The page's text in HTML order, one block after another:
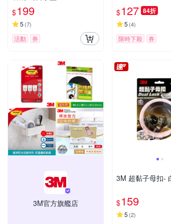
$199
5 (7)
活動 券
$127 84折
5 (4)
限時下殺 券
3M官方旗艦店
3M 超黏子母扣-
$159
5 (2)